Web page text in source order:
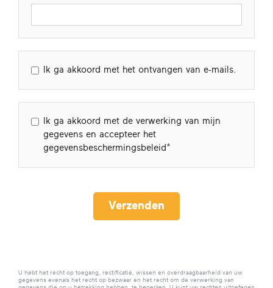
Ik ga akkoord met het ontvangen van e-mails.
Ik ga akkoord met de verwerking van mijn
gegevens en accepteer het
gegevensbeschermingsbeleid
Verzenden
U hebt het recht op toegang, rectificatie, wissen en overdraagbaarheid van uw
gegevens evenals het recht op bezwaar en het recht om de verwerking van